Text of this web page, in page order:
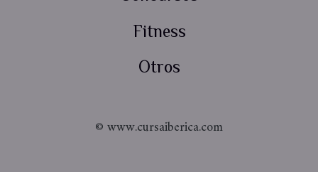
Fitness
Otros
© www.cursaiberica.com